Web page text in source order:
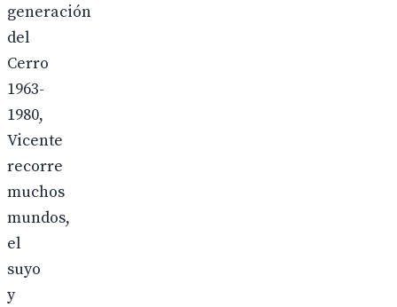
generación
del
Cerro
1963-
1980,
Vicente
recorre
muchos
mundos,
el
suyo
y